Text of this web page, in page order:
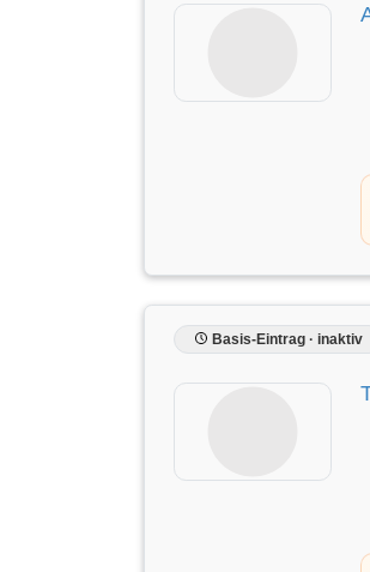
Basis-Eintrag · inaktiv